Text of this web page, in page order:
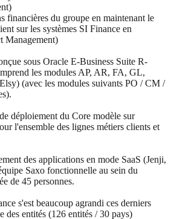
financières du groupe en maintenant le
sur les systèmes SI Finance en
Management)
sous Oracle E-Business Suite R-
les modules AP, AR, FA, GL,
(avec les modules suivants PO / CM /
déploiement du Core modèle sur
l'ensemble des lignes métiers clients et
des applications en mode SaaS (Jenji,
Saxo fonctionnelle au sein du
de 45 personnes.
s'est beaucoup agrandi ces derniers
des entités (126 entités / 30 pays)